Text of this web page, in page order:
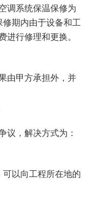
调系统保温保修为
期内由于设备和工
进行修理和更换。
由甲方承担外，并
议，解决方式为：
以向工程所在地的